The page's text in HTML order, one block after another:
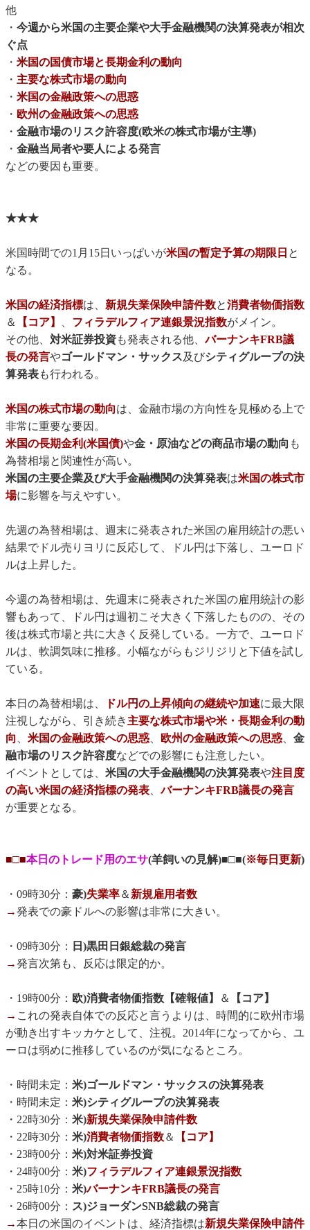
他
・ 今週から米国の主要企業や大手金融機関の決算発表が相次
ぐ点
・ 米国の国債市場と長期金利の動向
・ 主要な株式市場の動向
・ 米国の金融政策への思惑
・ 欧州の金融政策への思惑
・ 金融市場のリスク許容度(欧米の株式市場が主導)
・ 金融当局者や要人による発言
などの要因も重要。
★★★
米国時間での1月15日いっぱいが米国の暫定予算の期限日 と
なる。
米国の経済指標は、 新規失業保険申請件数と消費者物価指数
＆
【コア】 、 フィラデルフィア連銀景況指数がメイン。
その他、 対米証券投資も発表される他、バーナンキFRB議
長の発言やゴールドマン・サックス及びシティグループの決
算発表も行われる。
米国の株式市場の動向は、金融市場の方向性を見極める上で
非常に重要な要因。
米国の長期金利(米国債)や金・原油などの商品市場の動向 も
為替相場と関連性が高い。
米国の主要企業及び大手金融機関の決算発表は米国の株式市
場に影響を与えやすい。
先週の為替相場は、週末に発表された米国の雇用統計の悪い
結果でドル売りヨリに反応して、ドル円は下落し、ユーロド
ルは上昇した。
今週の為替相場は、先週末に発表された米国の雇用統計の影
響もあって、ドル円は週初こそ大きく下落したものの、その
後は株式市場と共に大きく反発している。一方で、ユーロド
ルは、軟調気味に推移。小幅ながらもジリジリと下値を試し
ている。
本日の為替相場は、 ドル円の上昇傾向の継続や加速に最大限
注視しながら、引き続き主要な株式市場や米・長期金利の動
向 、 米国の金融政策への思惑、 欧州の金融政策への思惑、 金
融市場のリスク許容度などでの影響にも注意したい。
イベントとしては、 米国の大手金融機関の決算発表や注目度
の高い米国の経済指標の発表、バーナンキFRB議長の発言
が重要となる。
■□■本日のトレード用のエサ(羊飼いの見解)■□■(※毎日更新)
・09時30分： 豪)失業率＆新規雇用者数
→発表での豪ドルへの影響は非常に大きい。
・09時30分：
日)黒田日銀総裁の発言
→発言次第も、反応は限定的か。
・19時00分： 欧)消費者物価指数【確報値】 ＆
【コア】
→ これの発表自体での反応と言うよりは、時間的に欧州市場
が動き出すキッカケとして、注視。2014年になってから、ユ
ーロは弱めに推移しているのが気になるところ。
・時間未定： 米)ゴールドマン・サックスの決算発表
・時間未定： 米)シティグループの決算発表
・22時30分： 米)新規失業保険申請件数
・22時30分： 米)消費者物価指数＆
【コア】
・23時00分： 米)対米証券投資
・24時00分： 米)フィラデルフィア連銀景況指数
・25時10分： 米)バーナンキFRB議長の発言
・26時00分： ス)ジョーダンSNB総裁の発言
→本日の米国のイベントは、経済指標は新規失業保険申請件